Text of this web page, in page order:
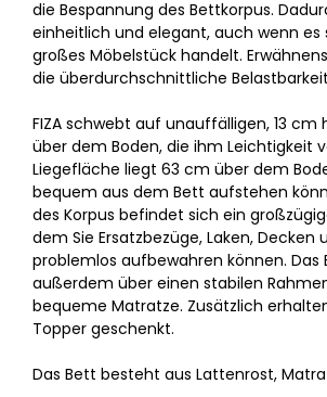
die Bespannung des Bettkorpus.
einheitlich und elegant, auch wenn es
großes Möbelstück handelt.
die überdurchschnittliche
FIZA schwebt auf unauffälligen, 13 cm
über dem Boden, die ihm Leichtigkeit
Liegefläche liegt 63 cm über dem
bequem aus dem Bett aufstehen
des Korpus befindet sich ein
dem Sie Ersatzbezüge, Laken, Decken
problemlos aufbewahren können.
außerdem über einen stabilen
bequeme Matratze. Zusätzlich
Topper geschenkt.
Das Bett besteht aus Lattenrost,